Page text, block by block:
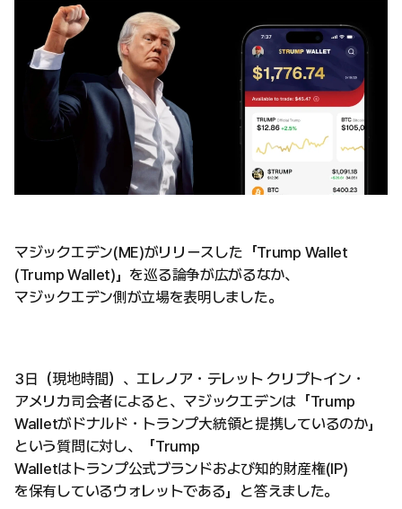
マジックエデン(ME)がリリースした「Trump Wallet
(Trump Wallet)」を巡る論争が広がるなか、
マジックエデン側が立場を表明しました。
3日（現地時間）、エレノア・テレット クリプトイン・
アメリカ司会者によると、マジックエデンは「Trump
Walletがドナルド・トランプ大統領と提携しているのか」
という質問に対し、「Trump
Walletはトランプ公式ブランドおよび知的財産権(IP)
を保有しているウォレットである」と答えました。